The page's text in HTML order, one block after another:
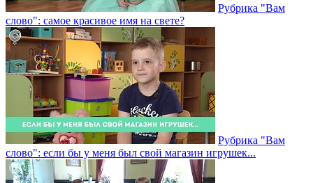
Рубрика "Вам
слово": самое красивое имя на свете?
Рубрика "Вам
слово": если бы у меня был свой магазин игрушек...